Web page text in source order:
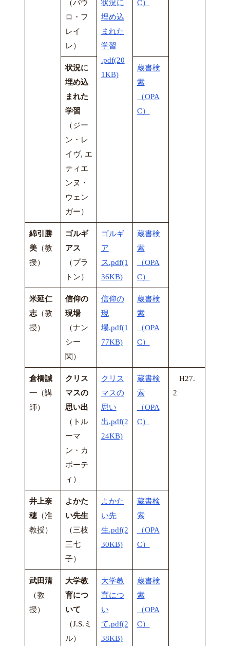
（パウ
ロ・フ
レイ
レ）
状況に
埋め込
まれた
学習
.pdf(20
1KB)
C）
状況に
埋め込
まれた
学習
（ジー
ン・レ
イヴ, エ
ティエ
ンヌ・
ウェン
ガー）
蔵書検
索
（OPA
C）
綿引勝
美（教
授）
ゴルギ
アス
（プラ
トン）
ゴルギ
ア
ス.pdf(1
36KB)
蔵書検
索
（OPA
C）
米延仁
志（教
授）
信仰の
現場
（ナン
シー
関）
信仰の
現
場.pdf(1
77KB)
蔵書検
索
（OPA
C）
倉橋誠
一（講
師）
クリス
マスの
思い出
（トル
ーマ
ン・カ
ポーテ
ィ）
クリス
マスの
思い
出.pdf(2
24KB)
蔵書検
索
（OPA
C）
H27.
2
井上奈
穂（准
教授）
よかた
い先生
（三枝
三七
子）
よかた
い先
生.pdf(2
30KB)
蔵書検
索
（OPA
C）
武田清
（教
授）
大学教
育につ
いて
（J.S.ミ
ル）
大学教
育につ
い
て.pdf(2
38KB)
蔵書検
索
（OPA
C）